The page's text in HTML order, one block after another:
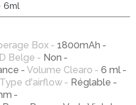
6ml
Box
1800mAh
Belge
Non
Volume Clearo
6 ml
Type d'airflow
Réglable